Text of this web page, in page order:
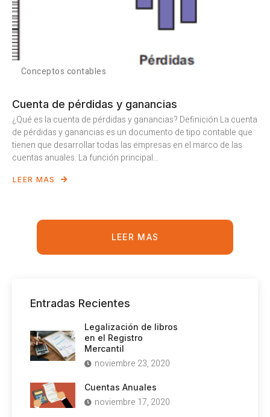
Conceptos contables
Cuenta de pérdidas y ganancias
¿Qué es la cuenta de pérdidas y ganancias? Definición La cuenta
de pérdidas y ganancias es un documento de tipo contable que
tienen que desarrollar todas las empresas en el marco de las
cuentas anuales. La función principal...
LEER MAS
LEER MAS
Entradas Recientes
Legalización de libros
en el Registro
Mercantil
noviembre 23, 2020
Cuentas Anuales
noviembre 17, 2020